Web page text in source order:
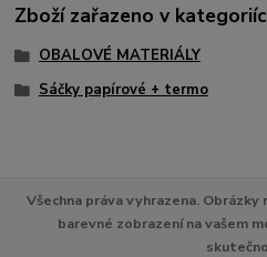
Zboží zařazeno v
OBALOVÉ MATERIÁLY
Sáčky papírové + termo
Všechna práva vyhrazena.
barevné zobrazení na vašem